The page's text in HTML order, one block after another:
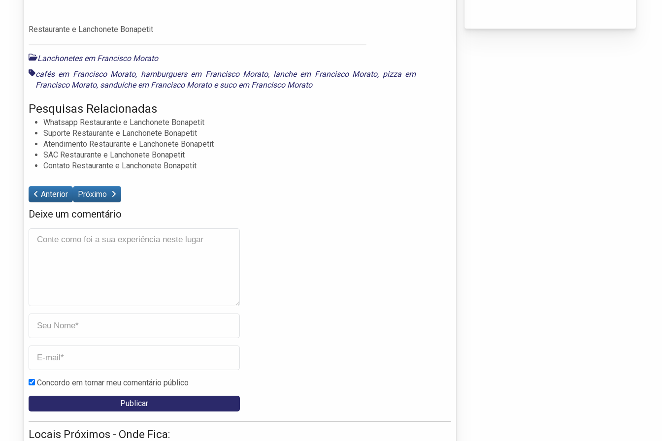
Restaurante e Lanchonete Bonapetit
Lanchonetes em Francisco Morato
cafés em Francisco Morato, hamburguers em Francisco Morato, lanche em Francisco Morato, pizza em
Francisco Morato, sanduíche em Francisco Moratoesuco em Francisco Morato
Pesquisas Relacionadas
Whatsapp Restaurante e Lanchonete Bonapetit
Suporte Restaurante e Lanchonete Bonapetit
Atendimento Restaurante e Lanchonete Bonapetit
SAC Restaurante e Lanchonete Bonapetit
Contato Restaurante e Lanchonete Bonapetit
Anterior Próximo
Deixe um comentário
Concordo em tornar meu comentário público
Locais Próximos - Onde Fica: